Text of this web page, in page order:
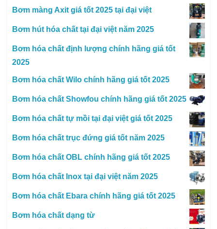
Bơm màng Axit giá tốt 2025 tại đại việt
Bơm hút hóa chất tại đại việt năm 2025
Bơm hóa chất định lượng chính hãng giá tốt
2025
Bơm hóa chất Wilo chính hãng giá tốt 2025
Bơm hóa chất Showfou chính hãng giá tốt 2025
Bơm hóa chất tự mồi tại đại việt giá tốt 2025
Bơm hóa chất trục đứng giá tốt năm 2025
Bơm hóa chất OBL chính hãng giá tốt 2025
Bơm hóa chất Inox tại đại việt năm 2025
Bơm hóa chất Ebara chính hãng giá tốt 2025
Bơm hóa chất dạng từ